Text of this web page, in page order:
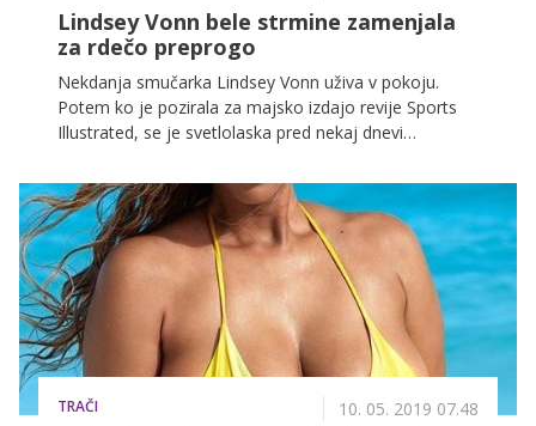
Lindsey Vonn bele strmine zamenjala
za rdečo preprogo
Nekdanja smučarka Lindsey Vonn uživa v pokoju.
Potem ko je pozirala za majsko izdajo revije Sports
Illustrated, se je svetlolaska pred nekaj dnevi
objektive stopila v drzni rdeči večerni obleki z visokim
razporkom.
TRAČI 10. 05. 2019 07.48